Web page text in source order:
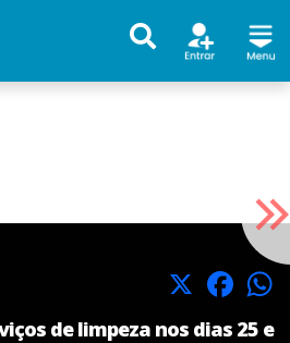
X Facebook
de limpeza nos dias 25 e